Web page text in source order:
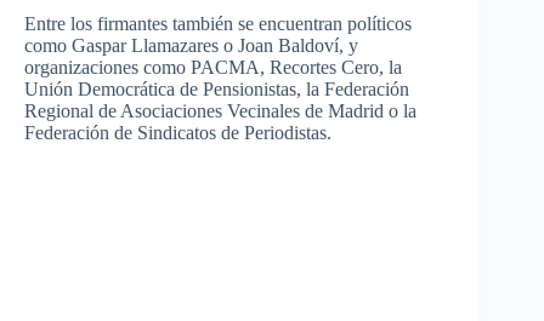
Entre los firmantes también se encuentran políticos
como Gaspar Llamazares o Joan Baldoví, y
organizaciones como PACMA, Recortes Cero, la
Unión Democrática de Pensionistas, la Federación
Regional de Asociaciones Vecinales de Madrid o la
Federación de Sindicatos de Periodistas.